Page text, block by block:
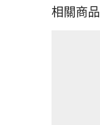
相關商品